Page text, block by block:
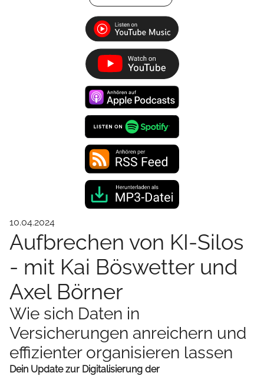
10.04.2024
Aufbrechen von KI-Silos
- mit Kai Böswetter und
Axel Börner
Wie sich Daten in
Versicherungen anreichern und
effizienter organisieren lassen
Dein Update zur Digitalisierung der